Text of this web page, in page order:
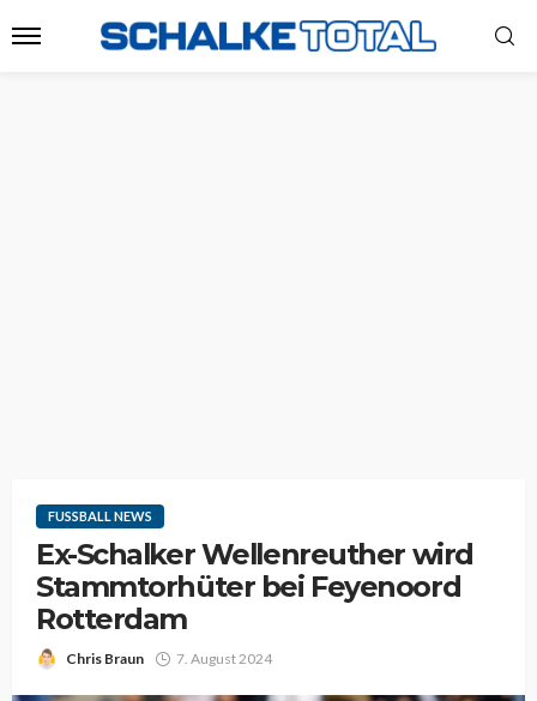
FUSSBALL NEWS
Ex-Schalker Wellenreuther wird
Stammtorhüter bei Feyenoord
Rotterdam
Chris Braun 7. August 2024